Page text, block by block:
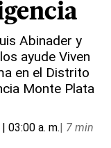
Abinader y
ayude Viven
en el Distrito
Monte Plata
03:00 a. m.| 7 min